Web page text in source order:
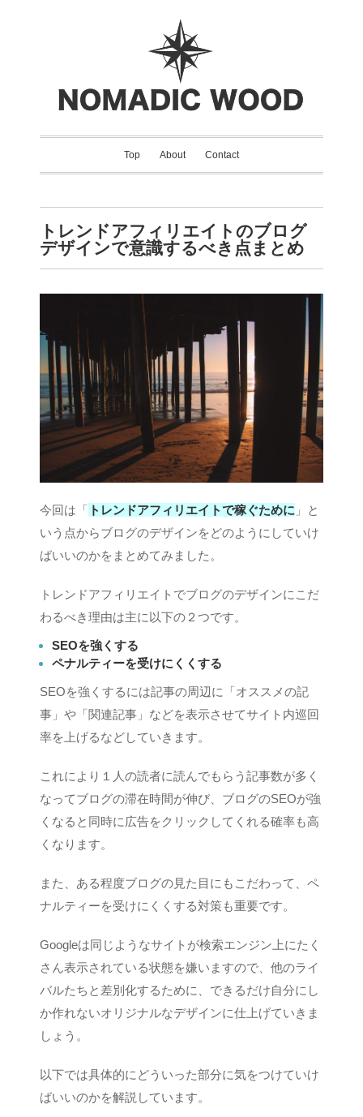
Top About Contact
トレンドアフィリエイトのブログ
デザインで意識するべき点まとめ
今回は「 トレンドアフィリエイトで稼ぐために 」と
いう点からブログのデザインをどのようにしていけ
ばいいのかをまとめてみました。
トレンドアフィリエイトでブログのデザインにこだ
わるべき理由は主に以下の２つです。
SEOを強くする
ペナルティーを受けにくくする
SEOを強くするには記事の周辺に「オススメの記
事」や「関連記事」などを表示させてサイト内巡回
率を上げるなどしていきます。
これにより１人の読者に読んでもらう記事数が多く
なってブログの滞在時間が伸び、ブログのSEOが強
くなると同時に広告をクリックしてくれる確率も高
くなります。
また、ある程度ブログの見た目にもこだわって、ペ
ナルティーを受けにくくする対策も重要です。
Googleは同じようなサイトが検索エンジン上にたく
さん表示されている状態を嫌いますので、他のライ
バルたちと差別化するために、できるだけ自分にし
か作れないオリジナルなデザインに仕上げていきま
しょう。
以下では具体的にどういった部分に気をつけていけ
ばいいのかを解説しています。